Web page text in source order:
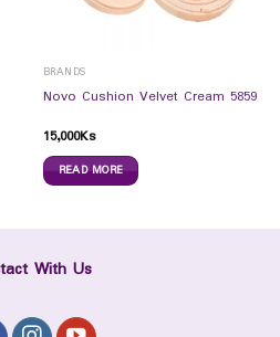
BRANDS
Novo Cushion Velvet Cream 5859
15,000Ks
READ MORE
With Us